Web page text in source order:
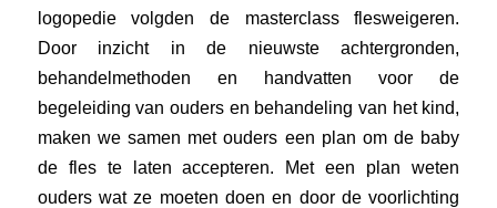
logopedie volgden de masterclassflesweigeren.
Door inzicht in de nieuwste achtergronden,
behandelmethoden en handvatten voor de
begeleiding van ouders en behandeling van het kind,
maken we samen met ouders een plan om de baby
de fles te laten accepteren. Met een plan weten
ouders wat ze moeten doen en door de voorlichting